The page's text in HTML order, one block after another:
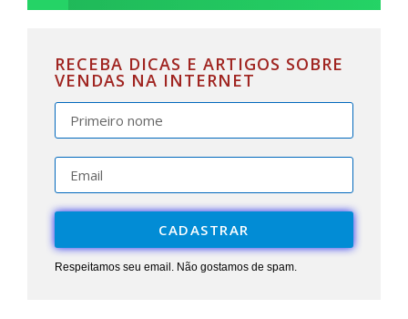
RECEBA DICAS E ARTIGOS SOBRE
VENDAS NA INTERNET
CADASTRAR
Respeitamos seu email. Não gostamos de spam.